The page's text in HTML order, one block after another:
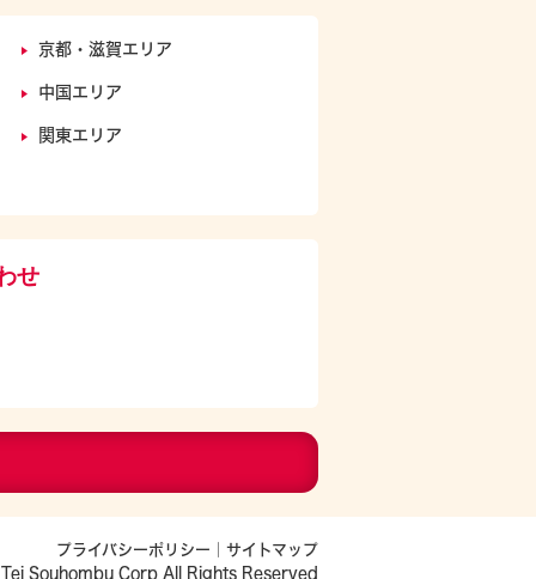
京都・滋賀エリア
中国エリア
関東エリア
せ
プライバシーポリシー
サイトマップ
Souhombu Corp All Rights Reserved